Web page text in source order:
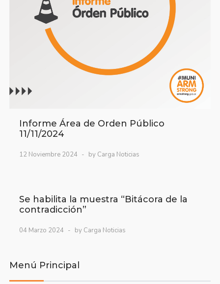
Informe Área de Orden Público
11/11/2024
12 Noviembre 2024 by Carga Noticias
Se habilita la muestra “Bitácora de la
contradicción”
04 Marzo 2024 by Carga Noticias
Menú Principal